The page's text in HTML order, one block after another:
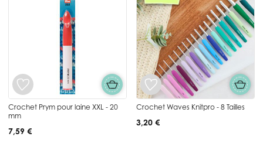
Crochet Prym pour laine XXL - 20
mm
7,59 €
Crochet Waves Knitpro - 8 Tailles
3,20 €